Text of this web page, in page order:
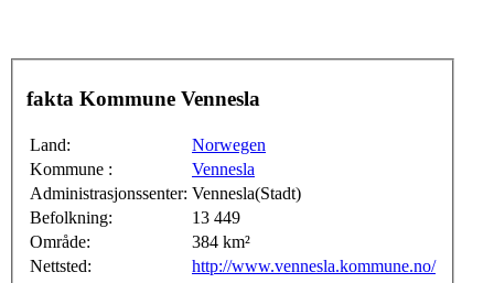
fakta Kommune Vennesla
Land:
Norwegen
Kommune :
Vennesla
Administrasjonssenter: Vennesla(Stadt)
Befolkning:
13 449
Område:
384 km²
Nettsted:
http://www.vennesla.kommune.no/